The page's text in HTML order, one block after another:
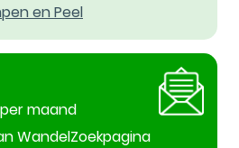
en Peel
maand
WandelZoekpagina